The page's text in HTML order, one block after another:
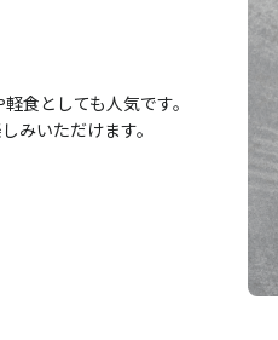
食としても人気です。
みいただけます。